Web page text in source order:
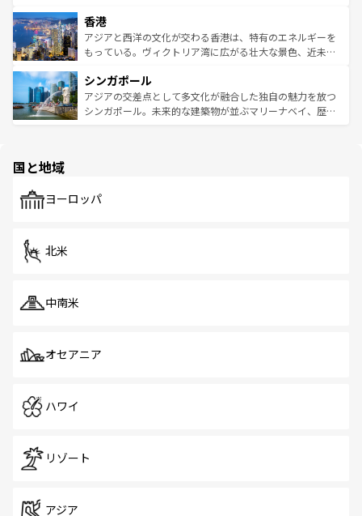
とつ。フォーやバインミー、ベトナムコーヒーなどは、ぜ
ひ現地で味わいたい。どの地域を訪れてもあたたかい人々
が旅行者を迎えてくれるので、きっと忘れられない旅にな
参照してほしい。
の活気が交差している。北部ではチェンマイなどの山岳地
帯で自然と触れ合い、南部ではプーケットやクラビの美し
いビーチでリゾート気分を楽しむことができる。タイ料理
激する。気候は一年中温暖で、どの季節にも異なる楽しみ
が待っている。親しみやすいタイの人々、仏教を中心とし
た文化、そして多様な観光資源が、訪れる旅人を魅了し続
香港
アジアと西洋の文化が交わる香港は、特有のエネルギーを
もっている。ヴィクトリア湾に広がる壮大な景色、近未来
み、どこを訪れても感動するはず。観光スポットが密集し
ており、効率よく見どころを回れるのも魅力。息をのむよ
うな絶景から文化的な体験まで、香港を存分に楽しみ尽く
シンガポール
アジアの交差点として多文化が融合した独自の魅力を放つ
シンガポール。未来的な建築物が並ぶマリーナベイ、歴史
で、ホーカーズは地元の風情を楽しめる外せないスポット
国と地域
ヨーロッパ
北米
中南米
オセアニア
ハワイ
リゾート
アジア